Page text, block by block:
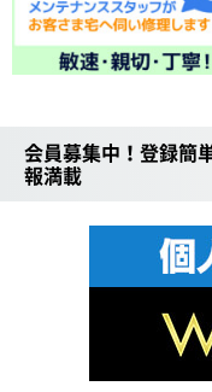
会員募集中！登録簡
報満載